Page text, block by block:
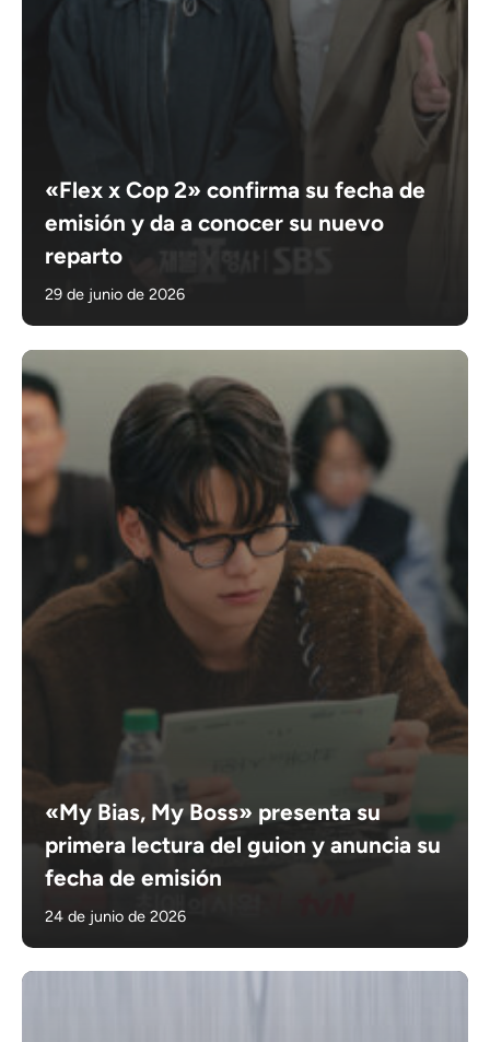
«Flex x Cop 2» confirma su fecha de
emisión y da a conocer su nuevo
reparto
29 de junio de 2026
«My Bias, My Boss» presenta su
primera lectura del guion y anuncia su
fecha de emisión
24 de junio de 2026